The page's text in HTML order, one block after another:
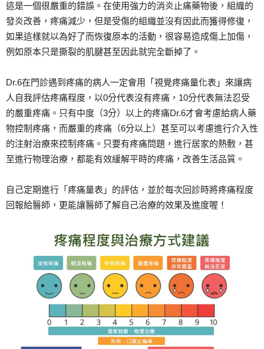
這是一個很嚴重的錯誤。在使用強力的消炎止痛藥物後，組織的
發炎改善，疼痛減少，但是受傷的組織並沒有因此而獲得修復，
如果這樣就以為好了而恢復原本的活動，很容易造成傷上加傷，
例如原本只是撕裂的肌腱甚至因此就完全斷掉了。
Dr.6在門診遇到疼痛的病人一定會用「視覺疼痛量化表」來讓病
人自我評估疼痛程度，以0分代表沒有疼痛，10分代表無法忍受
的嚴重疼痛。只有中度（3分）以上的疼痛Dr.6才會考慮給病人藥
物控制疼痛，而嚴重的疼痛（6分以上）甚至可以考慮進行介入性
的注射治療來控制疼痛。只要有疼痛問題，進行居家的熱敷，甚
至進行物理治療，都能有效緩解平時的疼痛，改善生活品質。
自己定期進行「疼痛量表」的評估，並於每次回診時將疼痛程度
回報給醫師，更能讓醫師了解自己治療的效果及進度喔！